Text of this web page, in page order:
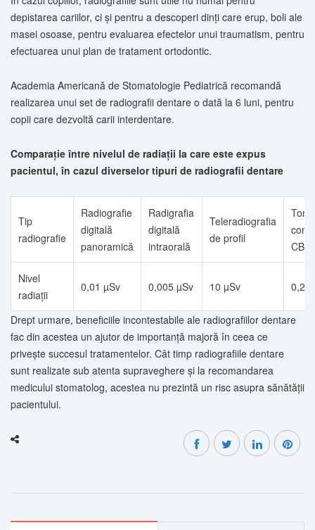
depistarea cariilor, ci şi pentru a descoperi dinţi care erup, boli ale
masei osoase, pentru evaluarea efectelor unui traumatism, pentru
efectuarea unui plan de tratament ortodontic.
Academia Americană de Stomatologie Pediatrică recomandă
realizarea unui set de radiografii dentare o dată la 6 luni, pentru
copii care dezvoltă carii interdentare.
Comparaţie între nivelul de radiaţii la care este expus
pacientul, în cazul diverselor tipuri de radiografii dentare
Tip
radiografie
Radiografie
digitală
panoramică
Radigrafia
digitală
intraorală
Teleradiografia
de profil
Nivel
radiaţii
0,01 µSv 0,005 µSv 10 µSv 0,2
Drept urmare, beneficiile incontestabile ale radiografiilor dentare
fac din acestea un ajutor de importanţă majoră în ceea ce
priveşte succesul tratamentelor. Cât timp radiografiile dentare
sunt realizate sub atenta supraveghere şi la recomandarea
medicului stomatolog, acestea nu prezintă un risc asupra sănătăţii
pacientului.